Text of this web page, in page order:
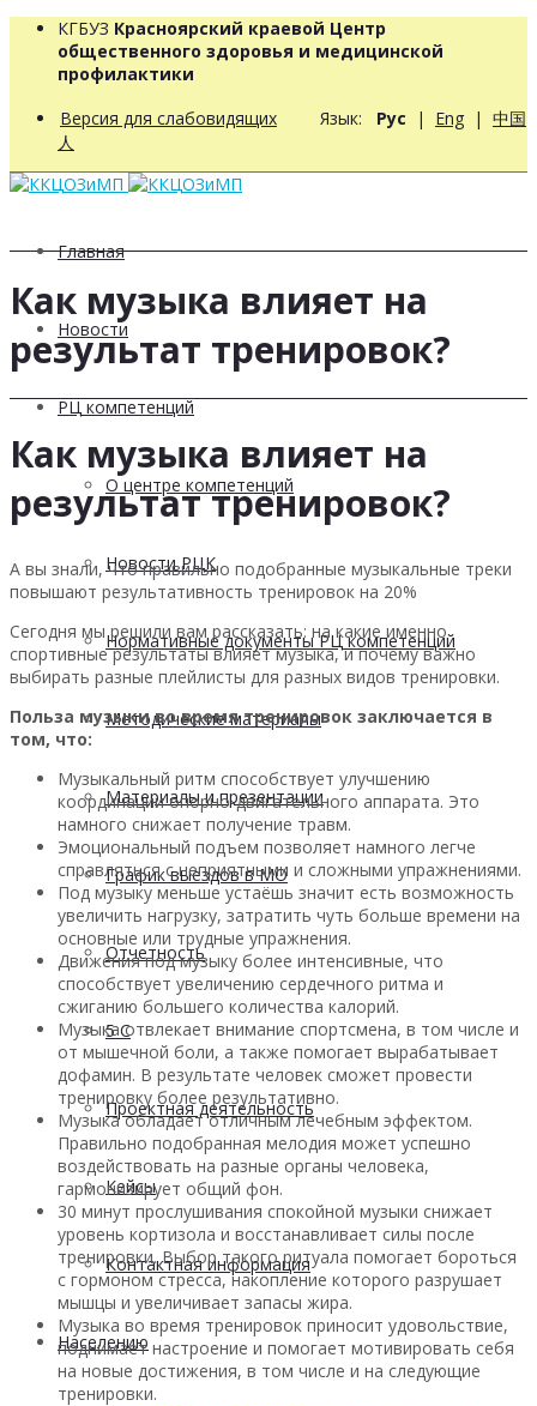
КГБУЗ Красноярский краевой Центр
общественного здоровья и медицинской
профилактики
Версия для слабовидящих Язык: Рус | Eng | 中国
人
Главная
Новости
РЦ компетенций
О центре компетенций
Новости РЦК
Нормативные документы РЦ компетенций
Методические материалы
Материалы и презентации
График выездов в МО
Отчетность
5 С
Проектная деятельность
Кейсы
Контактная информация
Населению
Как музыка влияет на
результат тренировок?
Как музыка влияет на
результат тренировок?
А вы знали, что правильно подобранные музыкальные треки
повышают результативность тренировок на 20%
Сегодня мы решили вам рассказать: на какие именно
спортивные результаты влияет музыка, и почему важно
выбирать разные плейлисты для разных видов тренировки.
Польза музыки во время тренировок заключается в
том, что:
Музыкальный ритм способствует улучшению
координации опорно-двигательного аппарата. Это
намного снижает получение травм.
Эмоциональный подъем позволяет намного легче
справляться с неприятными и сложными упражнениями.
Под музыку меньше устаёшь значит есть возможность
увеличить нагрузку, затратить чуть больше времени на
основные или трудные упражнения.
Движения под музыку более интенсивные, что
способствует увеличению сердечного ритма и
сжиганию большего количества калорий.
Музыка отвлекает внимание спортсмена, в том числе и
от мышечной боли, а также помогает вырабатывает
дофамин. В результате человек сможет провести
тренировку более результативно.
Музыка обладает отличным лечебным эффектом.
Правильно подобранная мелодия может успешно
воздействовать на разные органы человека,
гармонизирует общий фон.
30 минут прослушивания спокойной музыки снижает
уровень кортизола и восстанавливает силы после
тренировки. Выбор такого ритуала помогает бороться
с гормоном стресса, накопление которого разрушает
мышцы и увеличивает запасы жира.
Музыка во время тренировок приносит удовольствие,
поднимает настроение и помогает мотивировать себя
на новые достижения, в том числе и на следующие
тренировки.